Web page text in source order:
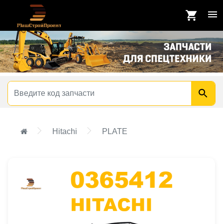
Hitachi PLATE